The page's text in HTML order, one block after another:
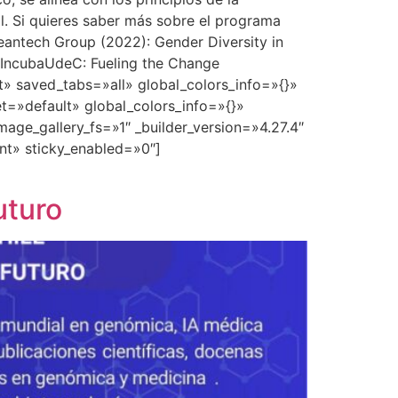
quieres saber más sobre el programa
Group (2022): Gender Diversity in
Fueling the Change
saved_tabs=»all» global_colors_info=»{}»
global_colors_info=»{}»
_builder_version=»4.27.4″
sticky_enabled=»0″]